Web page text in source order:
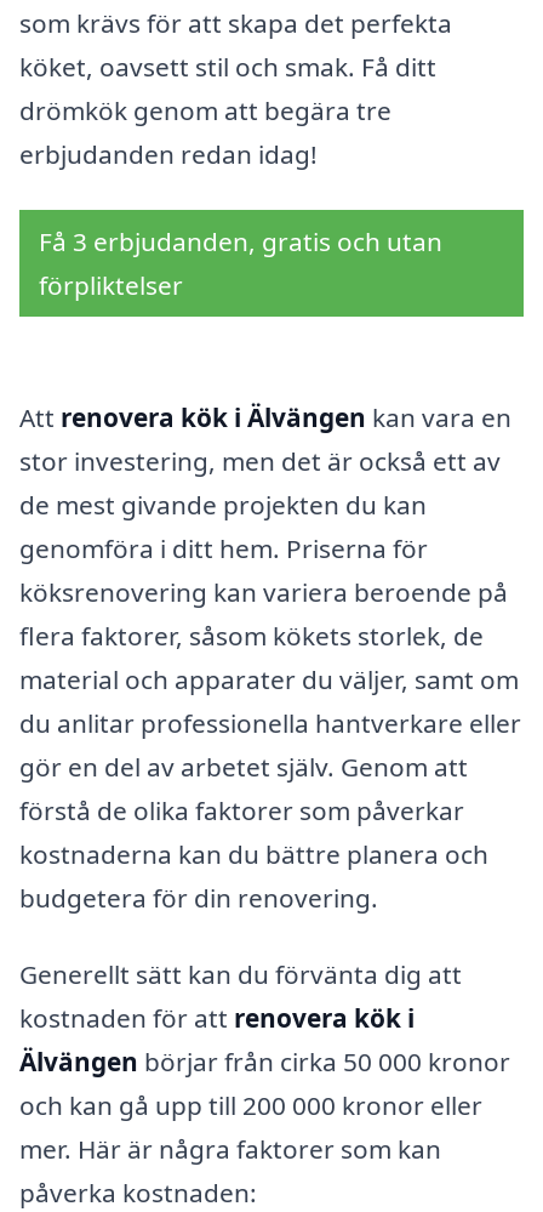
som krävs för att skapa det perfekta
köket, oavsett stil och smak. Få ditt
drömkök genom att begära tre
erbjudanden redan idag!
Få 3 erbjudanden, gratis och utan
förpliktelser
Att renovera kök i Älvängen kan vara en
stor investering, men det är också ett av
de mest givande projekten du kan
genomföra i ditt hem. Priserna för
köksrenovering kan variera beroende på
flera faktorer, såsom kökets storlek, de
material och apparater du väljer, samt om
du anlitar professionella hantverkare eller
gör en del av arbetet själv. Genom att
förstå de olika faktorer som påverkar
kostnaderna kan du bättre planera och
budgetera för din renovering.
Generellt sätt kan du förvänta dig att
kostnaden för att renovera kök i
Älvängen börjar från cirka 50 000 kronor
och kan gå upp till 200 000 kronor eller
mer. Här är några faktorer som kan
påverka kostnaden: